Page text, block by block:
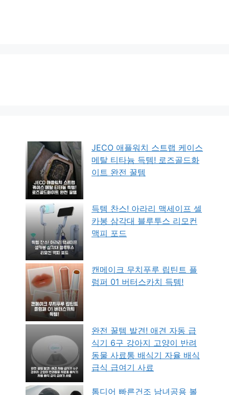
JECO 애플워치 스트랩 케이스
메탈 티타늄 득템! 로즈골드화
이트 완전 꿀템
득템 찬스! 아라리 맥세이프 셀
카봉 삼각대 블루투스 리모컨
맥피 포드
캔메이크 무치푸루 립틴트 플
럼퍼 01 버터스카치 득템!
완전 꿀템 발견! 애견 자동 급
식기 6구 강아지 고양이 반려
동물 사료통 배식기 자율 배식
급식 급여기 사료
톰디어 빠른건조 남녀공용 볼